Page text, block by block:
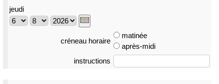
jeudi
créneau horaire
matinée
après-midi
instructions